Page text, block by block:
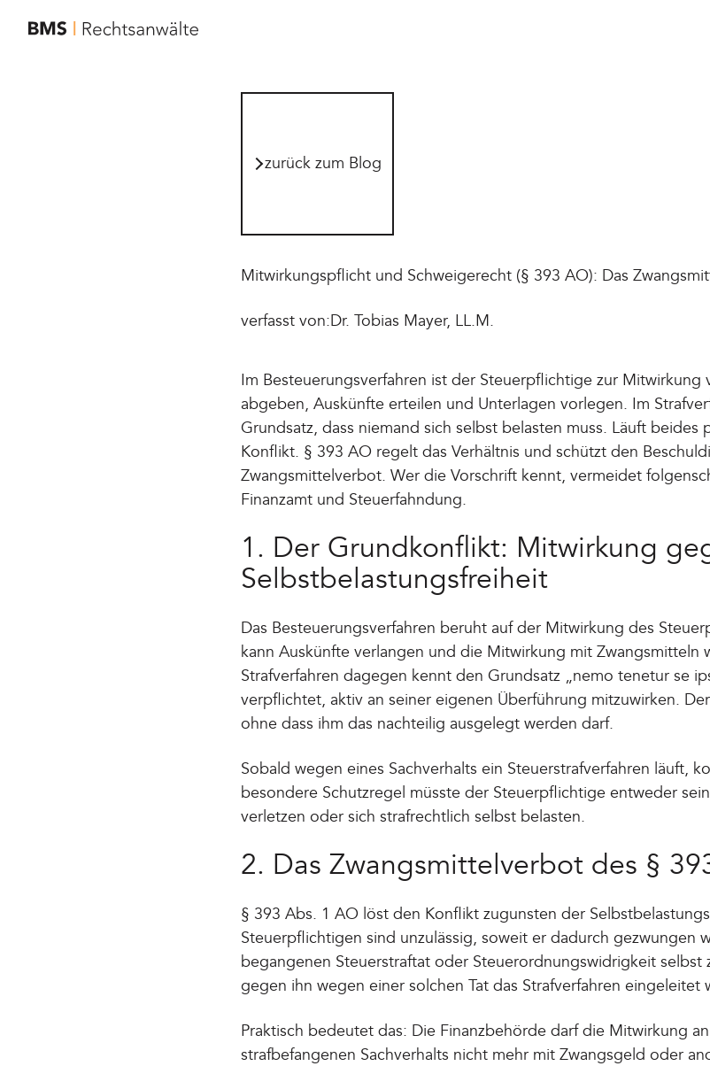
zur Startseite von BMS Rechtsanwälte
zurück zum Blog
Mitwirkungspflicht und Schweigerecht (§ 393 AO): Das
verfasst von:Dr. Tobias Mayer, LL.M.
Im Besteuerungsverfahren ist der Steuerpflichtige zur Mitwirkung
abgeben, Auskünfte erteilen und Unterlagen vorlegen. Im
Grundsatz, dass niemand sich selbst belasten muss. Läuft beides
Konflikt. § 393 AO regelt das Verhältnis und schützt den
Zwangsmittelverbot. Wer die Vorschrift kennt, vermeidet
Finanzamt und Steuerfahndung.
1. Der Grundkonflikt: Mitwirkung
Selbstbelastungsfreiheit
Das Besteuerungsverfahren beruht auf der Mitwirkung des
kann Auskünfte verlangen und die Mitwirkung mit Zwangsmitteln
Strafverfahren dagegen kennt den Grundsatz „nemo tenetur se
verpflichtet, aktiv an seiner eigenen Überführung mitzuwirken.
ohne dass ihm das nachteilig ausgelegt werden darf.
Sobald wegen eines Sachverhalts ein Steuerstrafverfahren läuft,
besondere Schutzregel müsste der Steuerpflichtige entweder
verletzen oder sich strafrechtlich selbst belasten.
2. Das Zwangsmittelverbot des §
§ 393 Abs. 1 AO löst den Konflikt zugunsten der
Steuerpflichtigen sind unzulässig, soweit er dadurch gezwungen
begangenen Steuerstraftat oder Steuerordnungswidrigkeit selbst
gegen ihn wegen einer solchen Tat das Strafverfahren eingeleitet
Praktisch bedeutet das: Die Finanzbehörde darf die Mitwirkung
strafbefangenen Sachverhalts nicht mehr mit Zwangsgeld oder